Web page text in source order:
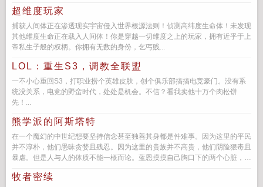
超维度玩家
捕获人间体正在渗透现实宇宙侵入世界根源法则！侦测高纬度生命体！未发现
其他维度生命正在载入人间体！你是穿越一切维度之上的玩家，拥有近乎于上
帝私生子般的权柄。你拥有无数的身份，乞丐贱...
LOL：重生S3，调教全联盟
一不小心重回S3，打职业捞个英雄皮肤，创个俱乐部搞搞电竞豪门。没有系
统没关系，电竞的野蛮时代，处处是机会。不信？看我卖他十万个肉松饼
先！...
熊学派的阿斯塔特
在一个魔幻的中世纪想要坚持信念甚至独善其身都是件难事。因为这里的平民
并不淳朴，他们愚昧贪婪且残忍。因为这里的贵族并不高贵，他们阴险狠毒且
暴虐。但是人与人的体质不能一概而论。蓝恩摸摸自己胸口下的两个心脏，
牧者密续